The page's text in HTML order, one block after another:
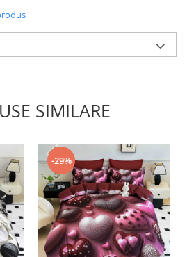
SIMILARE
-29%